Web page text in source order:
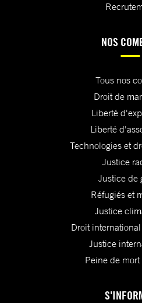
NOS
Tous nos
Droit de
Liberté
Liberté
Technologies et
Justice
Justice de
Réfugiés et
Justice
Droit
Justice
Peine de mort